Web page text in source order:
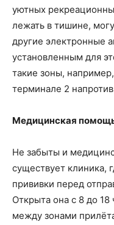
уютных
лежать в тишине,
другие электронные
установленным для
такие зоны,
терминале 2
Медицинская
Не забыты и
существует клиника,
прививки перед
Открыта она с 8 до 18
между зонами